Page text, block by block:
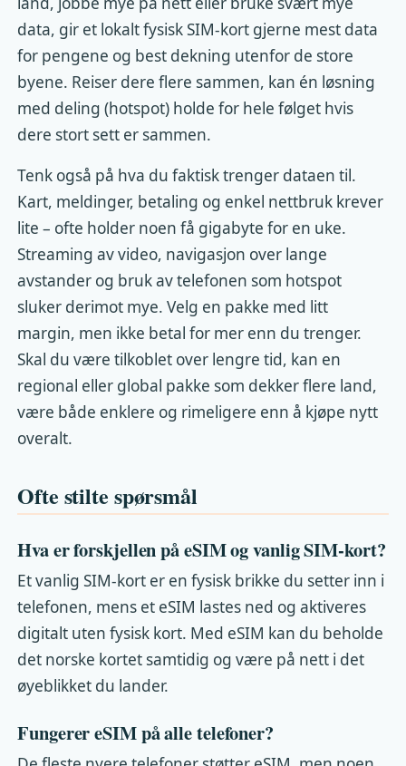
data, gir et lokalt fysisk SIM-kort gjerne mest data
for pengene og best dekning utenfor de store
byene. Reiser dere flere sammen, kan én løsning
med deling (hotspot) holde for hele følget hvis
dere stort sett er sammen.
Tenk også på hva du faktisk trenger dataen til.
Kart, meldinger, betaling og enkel nettbruk krever
lite – ofte holder noen få gigabyte for en uke.
Streaming av video, navigasjon over lange
avstander og bruk av telefonen som hotspot
sluker derimot mye. Velg en pakke med litt
margin, men ikke betal for mer enn du trenger.
Skal du være tilkoblet over lengre tid, kan en
regional eller global pakke som dekker flere land,
være både enklere og rimeligere enn å kjøpe nytt
overalt.
Ofte stilte spørsmål
Hva er forskjellen på eSIM og vanlig SIM-kort?
Et vanlig SIM-kort er en fysisk brikke du setter inn i
telefonen, mens et eSIM lastes ned og aktiveres
digitalt uten fysisk kort. Med eSIM kan du beholde
det norske kortet samtidig og være på nett i det
øyeblikket du lander.
Fungerer eSIM på alle telefoner?